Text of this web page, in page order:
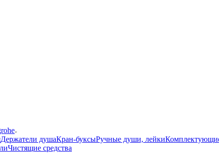
Держатели душаКран-буксыРучные души, лейки
Чистящие средства